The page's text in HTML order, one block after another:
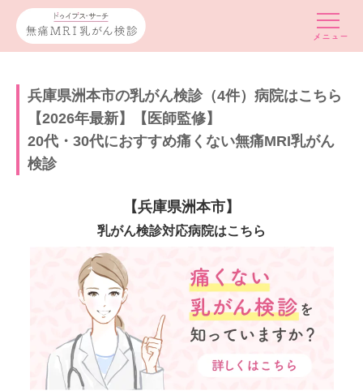
兵庫県洲本市の乳がん検診（4件）病院はこちら
【2026年最新】【医師監修】
20代・30代におすすめ痛くない無痛MRI乳がん
検診
【兵庫県洲本市】
乳がん検診対応病院はこちら